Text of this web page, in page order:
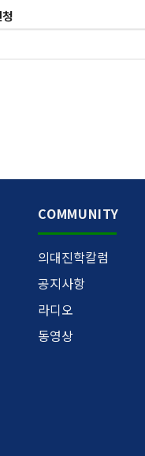
COMMUNITY
의대진학칼럼
공지사항
라디오
동영상